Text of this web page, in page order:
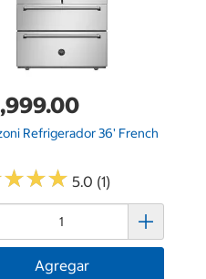
Refrigerador 36' French
★★★
★★★ 5.0 (1)
Agregar